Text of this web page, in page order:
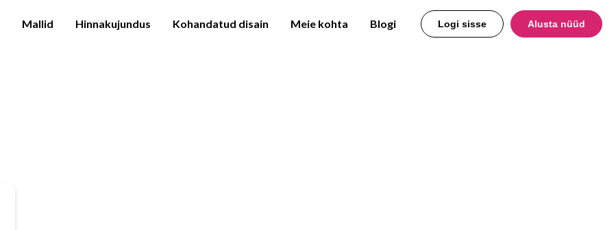
Mallid Hinnakujundus Kohandatud disain Meie kohta Blogi Logi sisse Alusta nüüd